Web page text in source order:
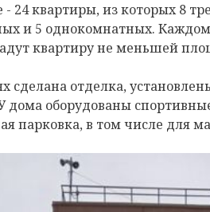
24 квартиры, из которых 8
и 5 однокомнатных.
квартиру не меньшей
сделана отделка,
дома оборудованы
парковка, в том числе для